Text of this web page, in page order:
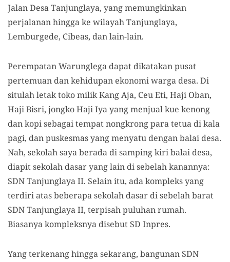
Jalan Desa Tanjunglaya, yang memungkinkan
perjalanan hingga ke wilayah Tanjunglaya,
Lemburgede, Cibeas, dan lain-lain.
Perempatan Warunglega dapat dikatakan pusat
pertemuan dan kehidupan ekonomi warga desa. Di
situlah letak toko milik Kang Aja, Ceu Eti, Haji Oban,
Haji Bisri, jongko Haji Iya yang menjual kue kenong
dan kopi sebagai tempat nongkrong para tetua di kala
pagi, dan puskesmas yang menyatu dengan balai desa.
Nah, sekolah saya berada di samping kiri balai desa,
diapit sekolah dasar yang lain di sebelah kanannya:
SDN Tanjunglaya II. Selain itu, ada kompleks yang
terdiri atas beberapa sekolah dasar di sebelah barat
SDN Tanjunglaya II, terpisah puluhan rumah.
Biasanya kompleksnya disebut SD Inpres.
Yang terkenang hingga sekarang, bangunan SDN